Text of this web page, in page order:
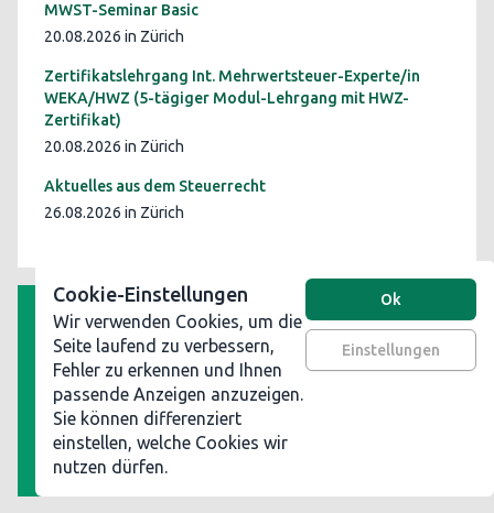
MWST-Seminar Basic
20.08.2026 in Zürich
Zertifikatslehrgang Int. Mehrwertsteuer-Experte/in
WEKA/HWZ (5-tägiger Modul-Lehrgang mit HWZ-
Zertifikat)
20.08.2026 in Zürich
Aktuelles aus dem Steuerrecht
26.08.2026 in Zürich
AGB
Datenschutz
Impressum
Werben Sie auf steuerinformationen.ch
Cookie-Einstellungen
Wir verwenden Cookies, um die
Seite laufend zu verbessern,
Fehler zu erkennen und Ihnen
passende Anzeigen anzuzeigen.
Sie können differenziert
einstellen, welche Cookies wir
nutzen dürfen.
Ok
Einstellungen